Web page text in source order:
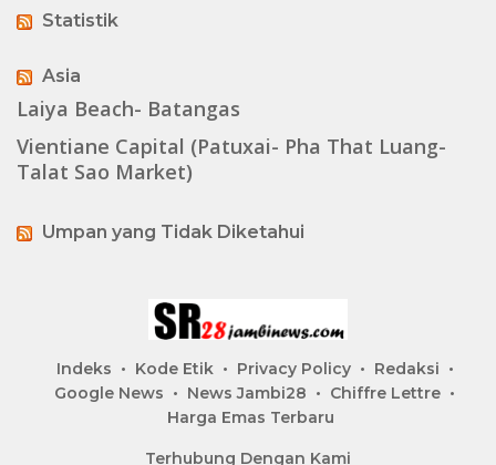
Statistik
Asia
Laiya Beach- Batangas
Vientiane Capital (Patuxai- Pha That Luang-
Talat Sao Market)
Umpan yang Tidak Diketahui
Indeks Kode Etik Privacy Policy
Redaksi
Google News
News Jambi28
Chiffre Lettre
Harga Emas Terbaru
Terhubung Dengan Kami